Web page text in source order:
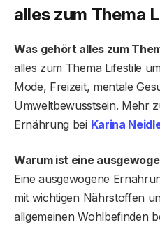
alles zum Thema
Was gehört alles zum
alles zum Thema Lifestile
Mode, Freizeit, mentale
Umweltbewusstsein. Mehr
Ernährung bei Karina
Warum ist eine
Eine ausgewogene
mit wichtigen Nährstoffen
allgemeinen Wohlbefinden